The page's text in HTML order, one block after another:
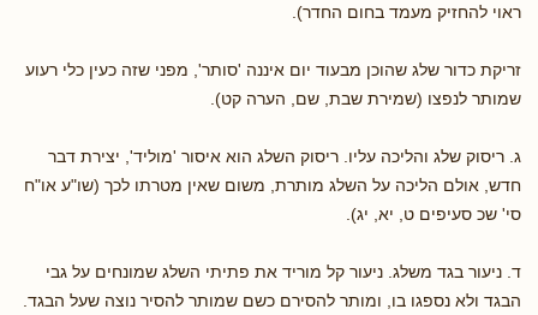
ראוי להחזיק מעמד בחום החדר).
זריקת כדור שלג שהוכן מבעוד יום איננה 'סותר', מפני שזה כעין כלי רעוע
שמותר לנפצו (שמירת שבת, שם, הערה קט).
ג. ריסוק שלג והליכה עליו. ריסוק השלג הוא איסור 'מוליד', יצירת דבר
חדש, אולם הליכה על השלג מותרת, משום שאין מטרתו לכך (שו"ע או"ח
סי' שכ סעיפים ט, יא, יג).
ד. ניעור בגד משלג. ניעור קל מוריד את פתיתי השלג שמונחים על גבי
הבגד ולא נספגו בו, ומותר להסירם כשם שמותר להסיר נוצה שעל הבגד.